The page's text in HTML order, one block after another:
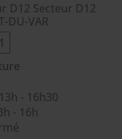
D12 Secteur D12
DU-VAR
- 16h30
- 16h